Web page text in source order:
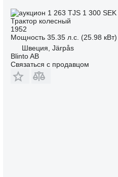
1 263 TJS 1 300 SEK
Трактор колесный
1952
Мощность 35.35 л.с. (25.98 кВт)
Швеция, Järpås
Blinto AB
Связаться с продавцом